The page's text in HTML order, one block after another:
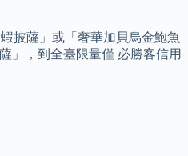
披薩」或「奢華加貝烏金鮑魚
」，到全臺限量僅 必勝客信用